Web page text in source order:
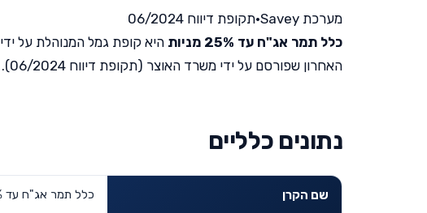
מערכת Savey •תקופת דיווח 06/2024
כלל תמר אג"ח עד 25% מניות
היא קופת גמל המנוהלת על ידי
האחרון שפורסם על ידי משרד האוצר (תקופת דיווח 06/2024).
נתונים כלליים
שם הקרן כלל תמר אג"ח עד 25% מניות